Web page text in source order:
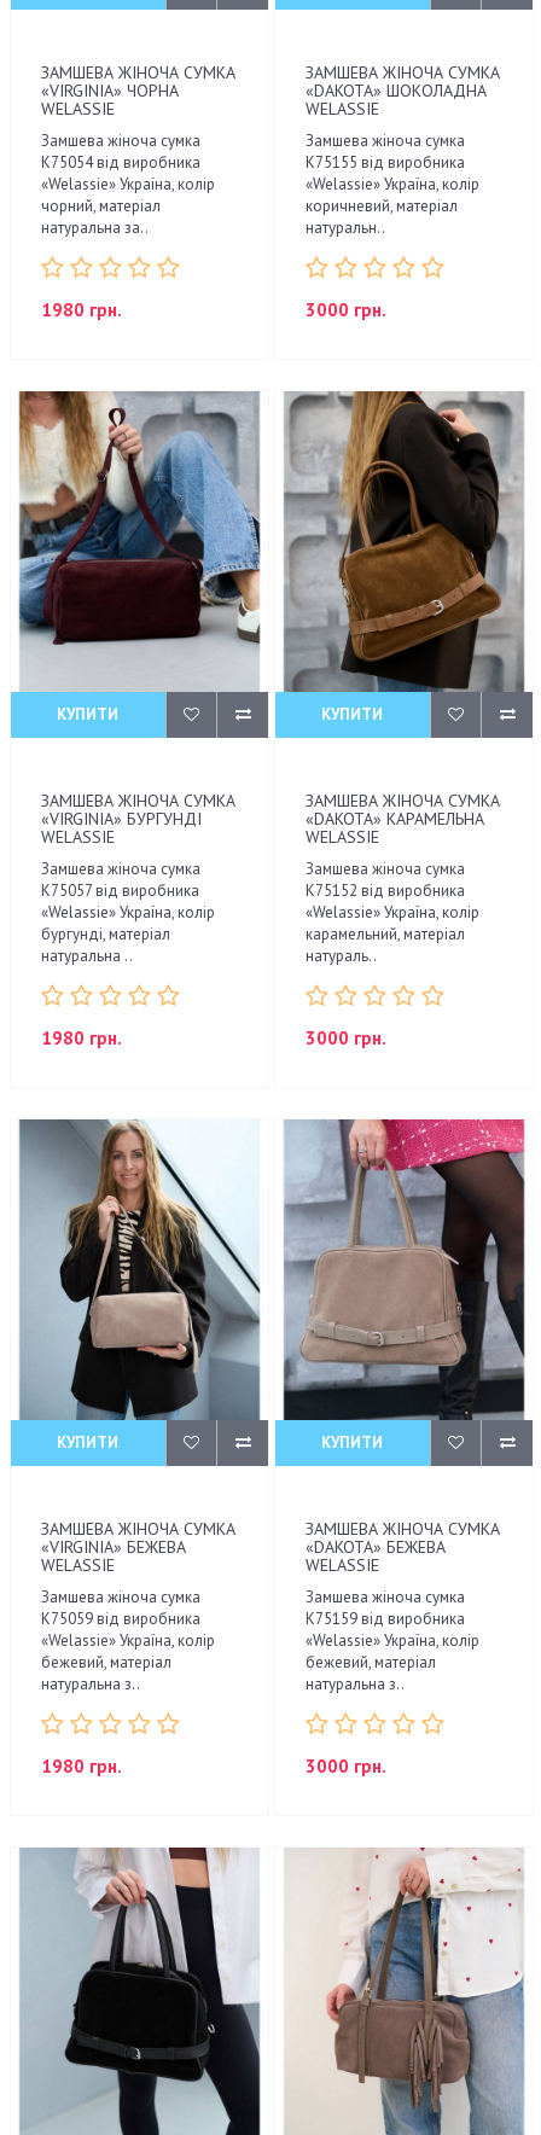
ЗАМШЕВА ЖІНОЧА СУМКА
«VIRGINIA» ЧОРНА
WELASSIE
Замшева жіноча сумка
К75054 від виробника
«Welassie» Україна, колір
чорний, матеріал
натуральна за..
1980 грн.
ЗАМШЕВА ЖІНОЧА СУМКА
«DAKOTA» ШОКОЛАДНА
WELASSIE
Замшева жіноча сумка
К75155 від виробника
«Welassie» Україна, колір
коричневий, матеріал
натуральн..
3000 грн.
КУПИТИ
ЗАМШЕВА ЖІНОЧА СУМКА
«VIRGINIA» БУРГУНДІ
WELASSIE
Замшева жіноча сумка
К75057 від виробника
«Welassie» Україна, колір
бургунді, матеріал
натуральна ..
1980 грн.
КУПИТИ
ЗАМШЕВА ЖІНОЧА СУМКА
«DAKOTA» КАРАМЕЛЬНА
WELASSIE
Замшева жіноча сумка
К75152 від виробника
«Welassie» Україна, колір
карамельний, матеріал
натураль..
3000 грн.
КУПИТИ
ЗАМШЕВА ЖІНОЧА СУМКА
«VIRGINIA» БЕЖЕВА
WELASSIE
Замшева жіноча сумка
К75059 від виробника
«Welassie» Україна, колір
бежевий, матеріал
натуральна з..
1980 грн.
КУПИТИ
ЗАМШЕВА ЖІНОЧА СУМКА
«DAKOTA» БЕЖЕВА
WELASSIE
Замшева жіноча сумка
К75159 від виробника
«Welassie» Україна, колір
бежевий, матеріал
натуральна з..
3000 грн.